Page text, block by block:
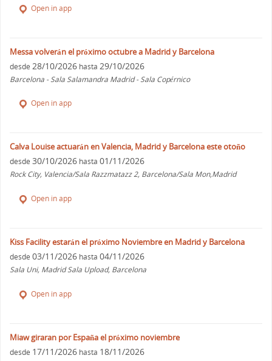
Open in app
Messa volverán el próximo octubre a Madrid y Barcelona
desde 28/10/2026 hasta 29/10/2026
Barcelona - Sala Salamandra Madrid - Sala Copérnico
Open in app
Calva Louise actuarán en Valencia, Madrid y Barcelona este otoño
desde 30/10/2026 hasta 01/11/2026
Rock City, Valencia/Sala Razzmatazz 2, Barcelona/Sala Mon,Madrid
Open in app
Kiss Facility estarán el próximo Noviembre en Madrid y Barcelona
desde 03/11/2026 hasta 04/11/2026
Sala Uni, Madrid Sala Upload, Barcelona
Open in app
Miaw giraran por España el próximo noviembre
desde 17/11/2026 hasta 18/11/2026